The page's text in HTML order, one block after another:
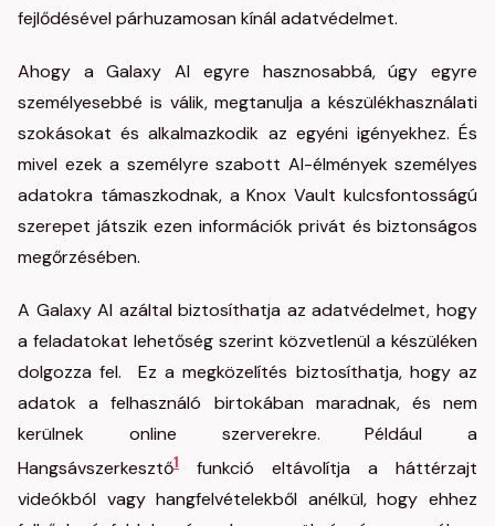
fejlődésével párhuzamosan kínál adatvédelmet.
Ahogy a Galaxy AI egyre hasznosabbá, úgy egyre
személyesebbé is válik, megtanulja a készülékhasználati
szokásokat és alkalmazkodik az egyéni igényekhez. És
mivel ezek a személyre szabott AI-élmények személyes
adatokra támaszkodnak, a Knox Vault kulcsfontosságú
szerepet játszik ezen információk privát és biztonságos
megőrzésében.
A Galaxy AI azáltal biztosíthatja az adatvédelmet, hogy
a feladatokat lehetőség szerint közvetlenül a készüléken
dolgozza fel. Ez a megközelítés biztosíthatja, hogy az
adatok a felhasználó birtokában maradnak, és nem
kerülnek online szerverekre. Például a
Hangsávszerkesztő1
funkció eltávolítja a háttérzajt
videókból vagy hangfelvételekből anélkül, hogy ehhez